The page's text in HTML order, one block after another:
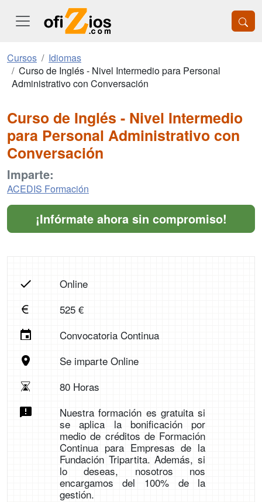
Cursos
Idiomas
Curso de Inglés - Nivel Intermedio para Personal
Administrativo con Conversación
Curso de Inglés - Nivel Intermedio
para Personal Administrativo con
Conversación
Imparte:
ACEDIS Formación
¡Infórmate ahora sin compromiso!
Online
525 €
Convocatoria Continua
Se imparte Online
80 Horas
Nuestra formación es gratuita si
se aplica la bonificación por
medio de créditos de Formación
Continua para Empresas de la
Fundación Tripartita. Además, si
lo deseas, nosotros nos
encargamos del 100% de la
gestión.